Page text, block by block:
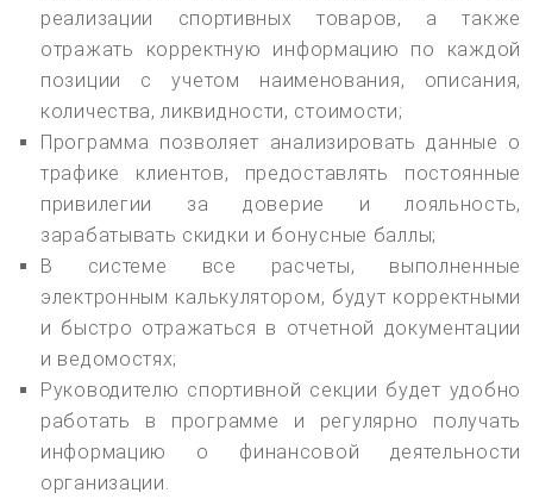
реализации спортивных товаров, а также
отражать корректную информацию по каждой
позиции с учетом наименования, описания,
количества, ликвидности, стоимости;
Программа позволяет анализировать данные о
трафике клиентов, предоставлять постоянные
привилегии за доверие и лояльность,
зарабатывать скидки и бонусные баллы;
В системе все расчеты, выполненные
электронным калькулятором, будут корректными
и быстро отражаться в отчетной документации
и ведомостях;
Руководителю спортивной секции будет удобно
работать в программе и регулярно получать
информацию о финансовой деятельности
организации.